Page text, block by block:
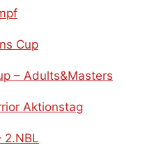
Cup
– Adults&Masters
Aktionstag
2.NBL